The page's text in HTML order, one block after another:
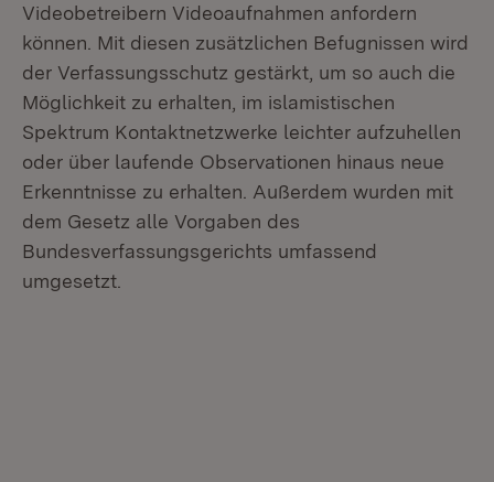
Videobetreibern Videoaufnahmen anfordern
können. Mit diesen zusätzlichen Befugnissen wird
der Verfassungsschutz gestärkt, um so auch die
Möglichkeit zu erhalten, im islamistischen
Spektrum Kontaktnetzwerke leichter aufzuhellen
oder über laufende Observationen hinaus neue
Erkenntnisse zu erhalten. Außerdem wurden mit
dem Gesetz alle Vorgaben des
Bundesverfassungsgerichts umfassend
umgesetzt.